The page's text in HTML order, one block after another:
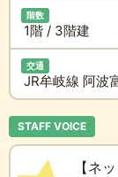
階数
1階 / 3階建
交通
JR牟岐線 阿波
STAFF VOICE
【ネ